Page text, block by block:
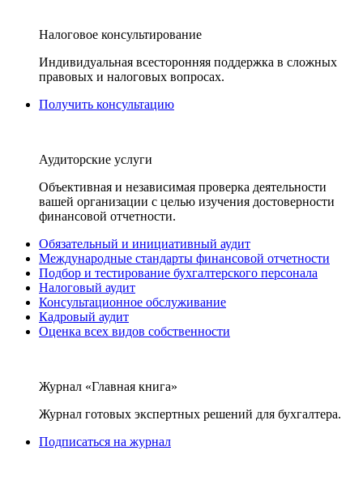
Налоговое консультирование
Индивидуальная всесторонняя поддержка в сложных
правовых и налоговых вопросах.
Получить консультацию
Аудиторские услуги
Объективная и независимая проверка деятельности
вашей организации с целью изучения достоверности
финансовой отчетности.
Обязательный и инициативный аудит
Международные стандарты финансовой отчетности
Подбор и тестирование бухгалтерского персонала
Налоговый аудит
Консультационное обслуживание
Кадровый аудит
Оценка всех видов собственности
Журнал «Главная книга»
Журнал готовых экспертных решений для бухгалтера.
Подписаться на журнал